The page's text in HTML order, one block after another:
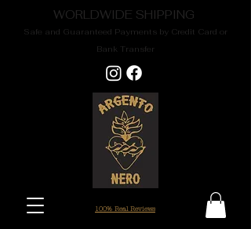
WORLDWIDE SHIPPING
Safe and Guaranteed Payments by Credit Card or
Bank Transfer
100% Real Reviews